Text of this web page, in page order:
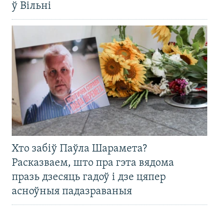
ў Вільні
Хто забіў Паўла Шарамета?
Расказваем, што пра гэта вядома
празь дзесяць гадоў і дзе цяпер
асноўныя падазраваныя